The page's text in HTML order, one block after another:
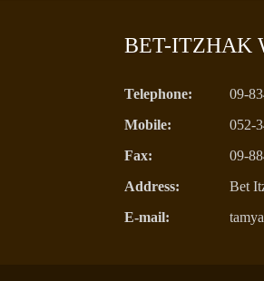
BET-ITZHAK
Telephone:
09-
Mobile:
052-
Fax:
09-
Address:
Bet
E-mail: